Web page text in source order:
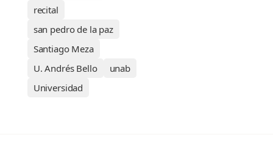
recital
san pedro de la paz
Santiago Meza
U. Andrés Bello
unab
Universidad